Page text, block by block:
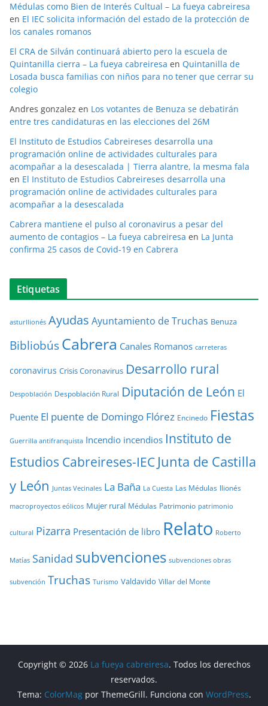
Médulas como Bien de Interés Cultual – La fueya cabreiresa
en El IEC solicita información del estado de la protección de
los canales romanos
El CRA de Silván continuará abierto pero la escuela de
Quintanilla cierra – La fueya cabreiresa en Quintanilla de
Losada busca familias con niños para no tener que cerrar su
colegio
Andres gonzalez en Los votantes de Benuza se debatirán
entre tres candidaturas en las elecciones del 26M
El Instituto de Estudios Cabreireses desarrolla una
programación online de actividades culturales para
acompañar a la desescalada | Tierra alantre, la mesma fala
en El Instituto de Estudios Cabreireses desarrolla una
programación online de actividades culturales para
acompañar a la desescalada
Cabrera mantiene el pulso al coronavirus a pesar del
aumento de contagios – La fueya cabreiresa en La Junta
confirma 25 casos de Covid-19 en Cabrera
Etiquetas
asturllionés Ayudas Ayuntamiento de Truchas Benuza
BibliobúsCabrera Canales Romanos carreteras
coronavirus Crisis Coronavirus Desarrollo rural
Despoblación Despoblación Rural Diputación de León El
Puente El puente de Domingo Flórez Encinedo Fiestas
Guerrilla antifranquista Incendio incendios Instituto de
Estudios Cabreireses-IEC Junta de Castilla
y León Juntas Vecinales La Baña La Cuesta Las Médulas llionés
macroproyectos eólicos Mujer rural Médulas Patrimonio patrimonio
cultural Pizarra Presentación de libro Relato Roberto
Matías Sanidad subvenciones subvenciones obras
subvención Truchas Turismo Valdavido Villar del Monte
Copyright © 2026 La fueya cabreiresa. Todos los derechos
reservados.
Tema: ColorMagpor ThemeGrill. Funciona con WordPress.